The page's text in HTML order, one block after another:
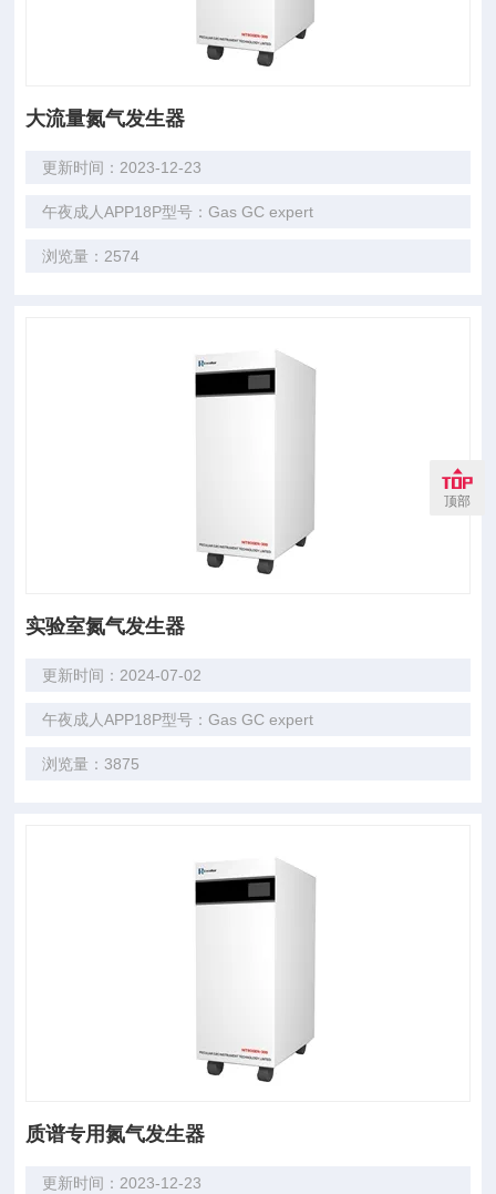
大流量氮气发生器
更新时间：2023-12-23
午夜成人APP18P型号：Gas GC expert
浏览量：2574
实验室氮气发生器
更新时间：2024-07-02
午夜成人APP18P型号：Gas GC expert
浏览量：3875
质谱专用氮气发生器
更新时间：2023-12-23
顶部